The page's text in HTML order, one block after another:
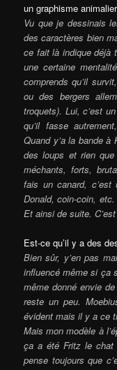
un graphisme
Vu que je dessinais
des caractères bien
ce fait là indique déjà
une certaine
comprends qu’il
ou des bergers
troquets). Lui, c’est
qu’il fasse
Quand y’a la bande
des loups et rien
méchants, forts,
fais un canard,
Donald, coin-coin,
Et ainsi de suite.
Est-ce qu’il y a des
Bien sûr, y’en pas
influencé même si ça
même donné envie
reste un peu.
évident mais il y a ce
Mais mon modèle à
ça a été Fritz le chat
pense toujours que